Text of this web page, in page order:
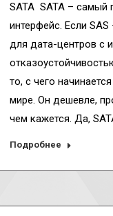
SATA SATA – самый
интерфейс. Если
для дата-центров с
то, с чего
мире. Он дешевле,
чем кажется. Да,
Подробнее